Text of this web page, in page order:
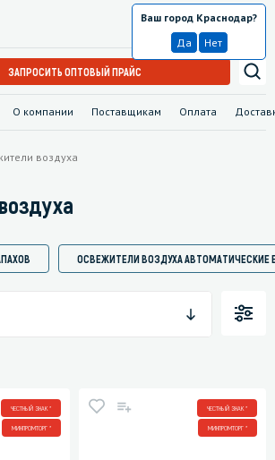
О компании Поставщикам Оплата
Краснодар
Ваш город Краснодар?
Да
Нет
ЗАПРОСИТЬ ОПТОВЫЙ ПРАЙС
воздуха
ОСВЕЖИТЕЛИ ВОЗДУХА
ЧЕСТНЫЙ ЗНАК *
МИНПРОМТОРГ *
ЧЕСТНЫЙ ЗНАК *
МИНПРОМТОРГ *